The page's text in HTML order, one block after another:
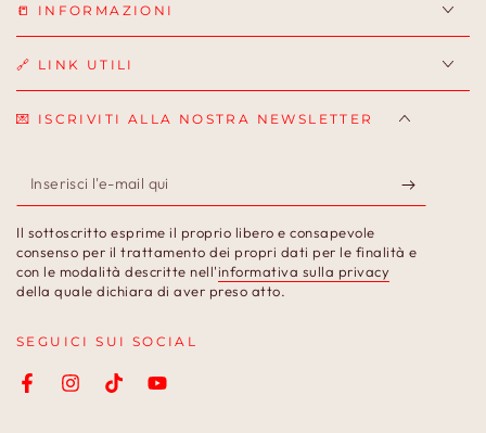
📒 INFORMAZIONI
🔗 LINK UTILI
💌 ISCRIVITI ALLA NOSTRA NEWSLETTER
Inserisci
l'e-
mail
qui
Il sottoscritto esprime il proprio libero e consapevole
consenso per il trattamento dei propri dati per le finalità e
con le modalità descritte nell'informativa sulla privacy
della quale dichiara di aver preso atto.
SEGUICI SUI SOCIAL
FacebookInstagramTikTokYouTube